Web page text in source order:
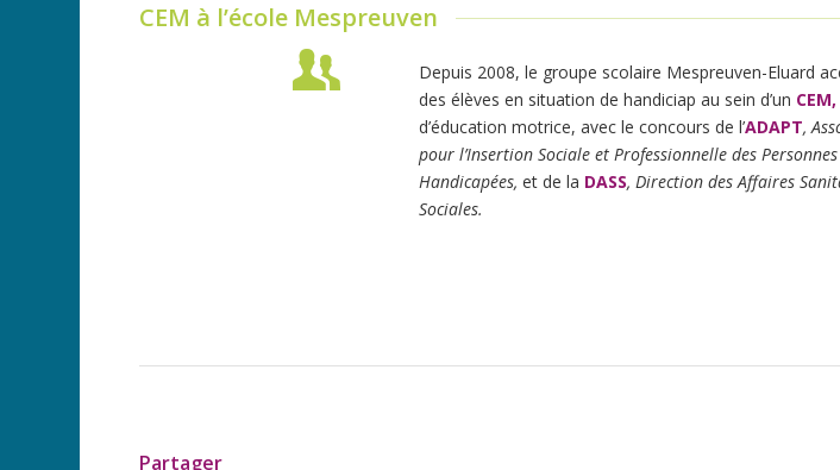
CEM à l’école Mespreuven
Depuis 2008, le groupe scolaire Mespreuven-Eluard
des élèves en situation de handiciap au sein d’un CEM,
d’éducation motrice, avec le concours de l’ADAPT,
pour l’Insertion Sociale et Professionnelle des Personnes
Handicapées,et de la DASS, Direction des Affaires
Sociales.
Partager